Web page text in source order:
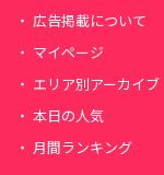
広告掲載について
マイページ
エリア別アーカイブ
本日の人気
月間ランキング